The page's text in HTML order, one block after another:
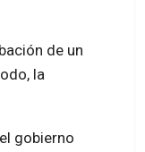
de un
la
gobierno